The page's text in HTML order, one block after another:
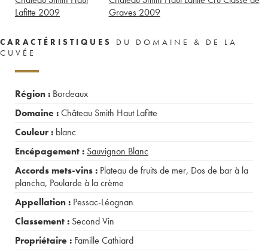
Lafitte 2009
Graves 2009
CARACTÉRISTIQUES
DU DOMAINE & DE LA
CUVÉE
Région : Bordeaux
Domaine :Château Smith Haut Lafitte
Couleur : blanc
Encépagement : Sauvignon Blanc
Accords mets-vins : Plateau de fruits de mer, Dos de bar à la
plancha, Poularde à la crème
Appellation : Pessac-Léognan
Classement : Second Vin
Propriétaire : Famille Cathiard